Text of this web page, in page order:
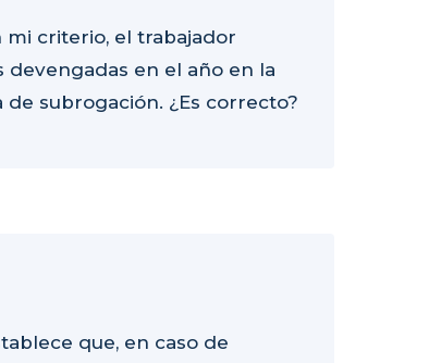
mi criterio, el trabajador
en el año en la
subrogación. ¿Es correcto?
que, en caso de